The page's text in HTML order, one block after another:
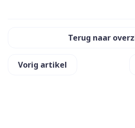
Terug naar
Vorig artikel